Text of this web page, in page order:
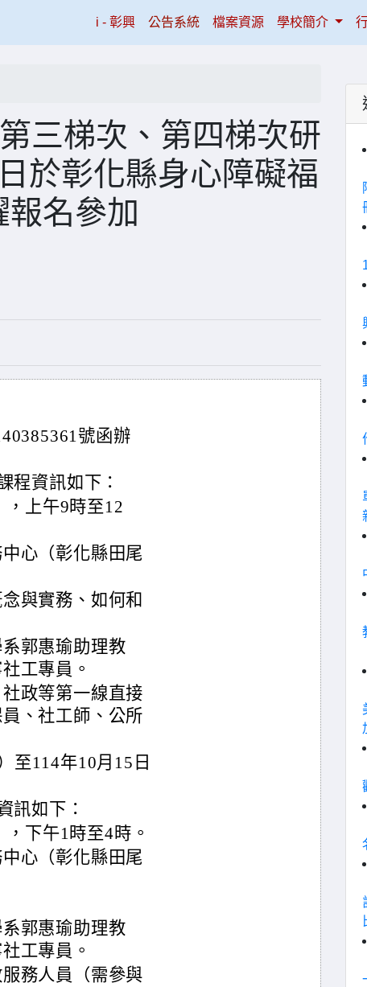
i - 彰興(current)
公告系統 檔案資源 學校簡介
三梯次、第四梯次研
於彰化縣身心障礙福
名參加
號函辦
程資訊如下：
，上午9時至12
心（彰化縣田尾
與實務、如何和
郭惠瑜助理教
工專員。
政等第一線直接
、社工師、公所
至114年10月15日
訊如下：
下午1時至4時。
心（彰化縣田尾
郭惠瑜助理教
工專員。
務人員（需參與